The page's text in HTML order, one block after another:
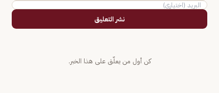
نشر التعليق
كن أول من يعلّق على هذا الخبر.